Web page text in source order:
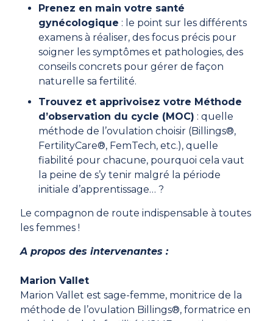
Prenez en main votre santé
gynécologique : le point sur les différents
examens à réaliser, des focus précis pour
soigner les symptômes et pathologies, des
conseils concrets pour gérer de façon
naturelle sa fertilité.
Trouvez et apprivoisez votre Méthode
d’observation du cycle (MOC) : quelle
méthode de l’ovulation choisir (Billings®,
FertilityCare®, FemTech, etc.), quelle
fiabilité pour chacune, pourquoi cela vaut
la peine de s’y tenir malgré la période
initiale d’apprentissage… ?
Le compagnon de route indispensable à toutes
les femmes !
A propos des intervenantes :
Marion Vallet
Marion Vallet est sage-femme, monitrice de la
méthode de l’ovulation Billings®, formatrice en